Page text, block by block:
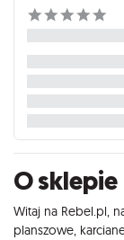
O sklepie
Witaj na Rebel.pl,
planszowe,